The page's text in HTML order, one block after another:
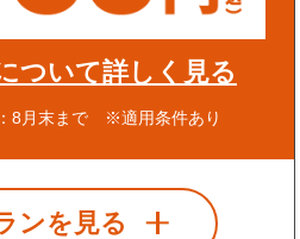
ついて詳しく見る
8月末まで ※適用条件あり
ンを見る